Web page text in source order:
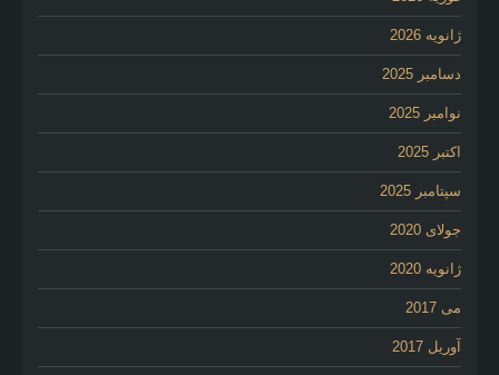
ژانویه 2026
دسامبر 2025
نوامبر 2025
اکتبر 2025
سپتامبر 2025
جولای 2020
ژانویه 2020
می 2017
آوریل 2017